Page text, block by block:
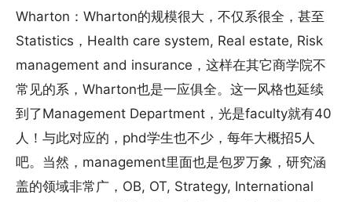
Wharton：Wharton的规模很大，不仅系很全，甚至
Statistics，Health care system, Real estate, Risk
management and insurance，这样在其它商学院不
常见的系，Wharton也是一应俱全。这一风格也延续
到了Management Department，光是faculty就有40
人！与此对应的，phd学生也不少，每年大概招5人
吧。当然，management里面也是包罗万象，研究涵
盖的领域非常广，OB, OT, Strategy, International